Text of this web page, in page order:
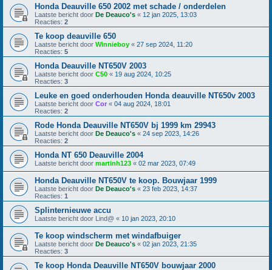
Honda Deauville 650 2002 met schade / onderdelen
Laatste bericht door De Deauco's « 12 jan 2025, 13:03
Reacties: 2
Te koop deauville 650
Laatste bericht door Winnieboy « 27 sep 2024, 11:20
Reacties: 5
Honda Deauville NT650V 2003
Laatste bericht door C50 « 19 aug 2024, 10:25
Reacties: 3
Leuke en goed onderhouden Honda deauville NT650v 2003
Laatste bericht door Cor « 04 aug 2024, 18:01
Reacties: 2
Rode Honda Deauville NT650V bj 1999 km 29943
Laatste bericht door De Deauco's « 24 sep 2023, 14:26
Reacties: 2
Honda NT 650 Deauville 2004
Laatste bericht door martinh123 « 02 mar 2023, 07:49
Honda Deauville NT650V te koop. Bouwjaar 1999
Laatste bericht door De Deauco's « 23 feb 2023, 14:37
Reacties: 1
Splinternieuwe accu
Laatste bericht door Lind@ « 10 jan 2023, 20:10
Te koop windscherm met windafbuiger
Laatste bericht door De Deauco's « 02 jan 2023, 21:35
Reacties: 3
Te koop Honda Deauville NT650V bouwjaar 2000